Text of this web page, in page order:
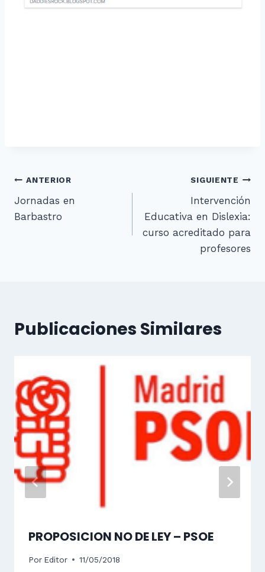
Navegación
de
ANTERIOR
Jornadas en
Barbastro
SIGUIENTE
Intervención
Educativa en Dislexia:
curso acreditado para
profesores
Publicaciones Similares
PROPOSICION NO DE LEY – PSOE
Por Editor 11/05/2018